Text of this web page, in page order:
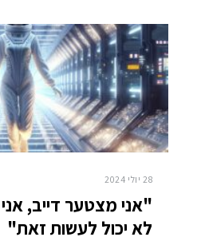
28 יולי 2024
"אני מצטער דייב,
לא יכול לעשות זאת"